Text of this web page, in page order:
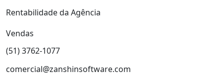
Rentabilidade da Agência
Vendas
(51) 3762-1077
comercial@zanshinsoftware.com